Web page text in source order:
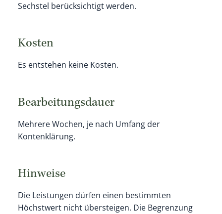
Sechstel berücksichtigt werden.
Kosten
Es entstehen keine Kosten.
Bearbeitungsdauer
Mehrere Wochen, je nach Umfang der
Kontenklärung.
Hinweise
Die Leistungen dürfen einen bestimmten
Höchstwert nicht übersteigen. Die Begrenzung